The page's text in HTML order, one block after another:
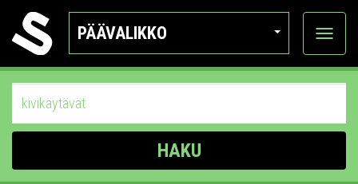
PÄÄVALIKKO
Näytä
HAKU